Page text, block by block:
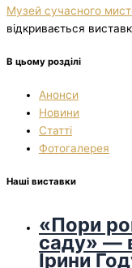
Музей сучасного
відкривається
В цьому розділі
Анонси
Новини
Статті
Фотогалерея
Наші виставки
«Пори
саду» —
Ірини